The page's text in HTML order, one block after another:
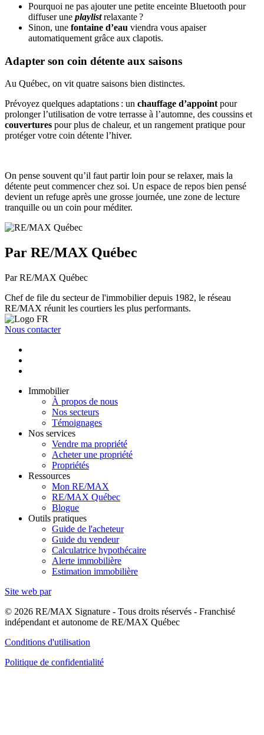
Pourquoi ne pas ajouter une petite enceinte Bluetooth pour
diffuser une playlistrelaxante ?
Sinon, une fontaine d’eau viendra vous apaiser
automatiquement grâce aux clapotis.
Adapter son coin détente aux saisons
Au Québec, on vit quatre saisons bien distinctes.
Prévoyez quelques adaptations : un chauffage d’appoint pour
prolonger l’utilisation de votre terrasse à l’automne, des coussins et
couvertures pour plus de chaleur, et un rangement pratique pour
protéger votre coin détente l’hiver.
On pense souvent qu’il faut partir loin pour se relaxer, mais la
détente peut commencer chez soi. Un espace de repos bien pensé
devient un refuge après une grosse journée, une zone de lecture
tranquille ou un coin pour méditer.
Par RE/MAX Québec
Par RE/MAX Québec
Chef de file du secteur de l'immobilier depuis 1982, le réseau
RE/MAX réunit les courtiers les plus performants.
Nous contacter
Immobilier
À propos de nous
Nos secteurs
Témoignages
Nos services
Vendre ma propriété
Acheter une propriété
Propriétés
Ressources
Mon RE/MAX
RE/MAX Québec
Blogue
Outils pratiques
Guide de l'acheteur
Guide du vendeur
Calculatrice hypothécaire
Alerte immobilière
Estimation immobilière
Site web par
© 2026 RE/MAX Signature - Tous droits réservés - Franchisé
indépendant et autonome de RE/MAX Québec
Conditions d'utilisation
Politique de confidentialité